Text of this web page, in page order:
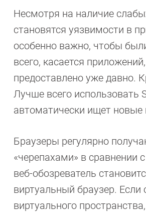
Несмотря на наличие
становятся уязвимости в
особенно важно, чтобы
всего, касается
предоставлено уже давно.
Лучше всего использовать
автоматически ищет
Браузеры регулярно
«черепахами» в сравнении
веб-обозреватель
виртуальный браузер.
виртуального